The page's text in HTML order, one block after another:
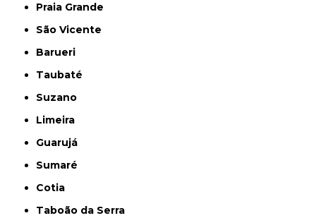
Praia Grande
São Vicente
Barueri
Taubaté
Suzano
Limeira
Guarujá
Sumaré
Cotia
Taboão da Serra